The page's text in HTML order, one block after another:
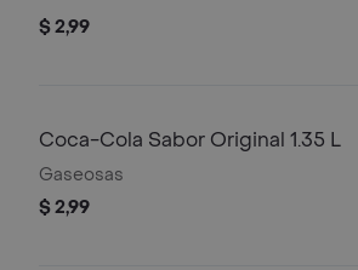
$ 2,99
Coca-Cola Sabor Original 1.35 L
Gaseosas
$ 2,99